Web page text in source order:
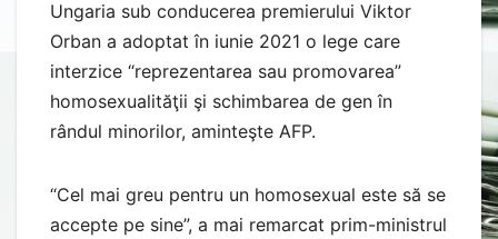
Ungaria sub conducerea premierului Viktor
Orban a adoptat în iunie 2021 o lege care
interzice “reprezentarea sau promovarea”
homosexualităţii şi schimbarea de gen în
rândul minorilor, aminteşte AFP.
“Cel mai greu pentru un homosexual este să se
accepte pe sine”, a mai remarcat prim-ministrul